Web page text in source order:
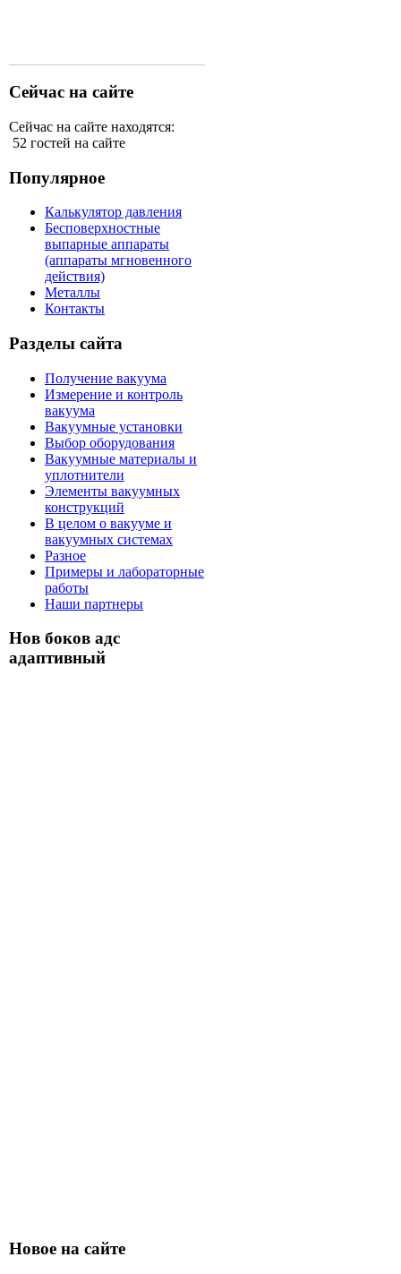
Сейчас на сайте
Сейчас на сайте находятся:
52 гостей на сайте
Популярное
Калькулятор давления
Бесповерхностные
выпарные аппараты
(аппараты мгновенного
действия)
Металлы
Контакты
Разделы сайта
Получение вакуума
Измерение и контроль
вакуума
Вакуумные установки
Выбор оборудования
Вакуумные материалы и
уплотнители
Элементы вакуумных
конструкций
В целом о вакууме и
вакуумных системах
Разное
Примеры и лабораторные
работы
Наши партнеры
Нов боков адс
адаптивный
Новое на сайте